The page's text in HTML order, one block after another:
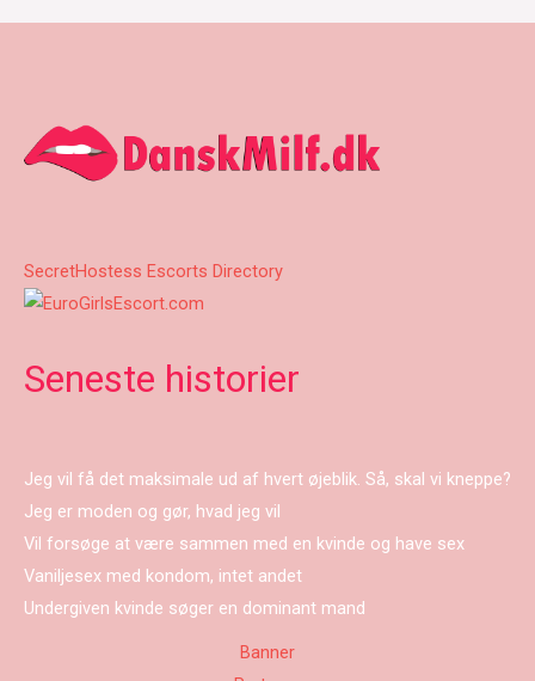
SecretHostess Escorts Directory
Seneste historier
Jeg vil få det maksimale ud af hvert øjeblik. Så, skal vi kneppe?
Jeg er moden og gør, hvad jeg vil
Vil forsøge at være sammen med en kvinde og have sex
Vaniljesex med kondom, intet andet
Undergiven kvinde søger en dominant mand
Banner